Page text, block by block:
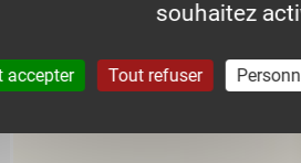
dans
souhaitez
accepter Tout refuser